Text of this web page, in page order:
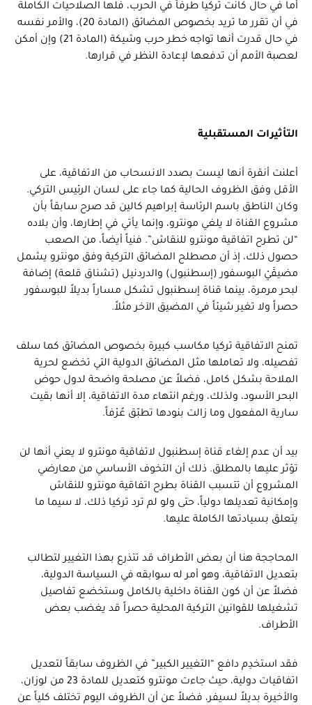
أما في حال كانت تركيا طرفاً في الحرب، فلها الصلاحيات الكاملة
في أن تقرر ما تريد بخصوص المضائق (المادة 20)، والأمر نفسه
في حال قدرت أنها تواجه خطر حرب وشيكة (المادة 21) وإن أمكن
لعصبة الأمم أن تدفعها لإعادة النظر في قرارها.
التأثيرات المستقبلية
أعلنت أنقرة أنها ليست بصدد الانسحاب من الاتفاقية، على
الأقل وفق الظروف الحالية كما جاء على لسان الرئيس التركي.
وكان الناطق باسم الرئاسة إبراهيم كالين قد صرح سابقاً بأن
مشروع القناة لا يلغي مونترو، وإنما يأتي في إطارها، وأن بلاده
“لن تطرح اتفاقية مونترو للنقاش”. فنياً أيضاً، من الصعب
حصول ذلك، إذ أن مصطلح المضائق التركية وفق مونترو يشمل
مضيقَيْ البوسفور (إسطنبول) والدردنيل (تشناق قلعة) إضافة
لبحر مرمرة، بينما قناة إسطنبول تشكل مساراً بديلاً للبوسفور
حصراً ولا تغير شيئاً في المضيق الآخر مثلاً.
تمنح الاتفاقية تركيا مكاسب كبيرة بخصوص المضائق كما سلف
تفصيله، ولا تعاملها مثل المضائق الدولية التي تخضع لحرية
الملاحة بشكل كامل، فضلاً عن مصلحة واضحة لدول حوض
البحر الأسود، ولذلك، ورغم انتهاء مدة الاتفاقية، إلا أنها بقيت
سارية المفعول وما زالت بنودها تطبّق عُرْفاً.
بيد أن عدم إلغاء قناة إسطنبول لاتفاقية مونترو لا يعني أنها لن
تؤثر عليها بالمطلق. ذلك أن التخوف الأساسي من معارضي
المشروع أن تتسبب القناة بطرح اتفاقية مونترو للنقاش
وإمكانية تعديلها دولياً، حتى ولو لم ترد تركيا ذلك، لا سيما ما
يتعلق بسيادتها الكاملة عليها.
المحاججة هنا أن بعض الأطراف قد تتذرع بهذا التغيير لتطالب
بتعديل الاتفاقية، وهو أمر له سوابقه في السياسة الدولية،
فضلاً عن أن كون القناة داخلية بالكامل وستخضع تفاصيل
تشغيلها للقوانين التركية المحلية حصراً قد يغضب بعض
الأطراف.
فقد استخدِم دافع “التغيير الكبير” في الظروف سابقاً لتعديل
اتفاقيات دولية، حيث جاءت مونترو كتعديل للمادة 23 من لوزان،
والأخيرة بديلاً لسيفر، فضلاً عن أن الظروف اليوم تختلف كلياً عن